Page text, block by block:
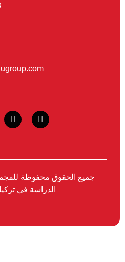
جميع الحقوق محفوظة
الدراسة في تركيا ©